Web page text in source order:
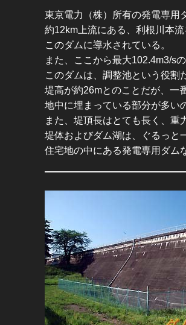
東京電力（株）所有の発電専用
約12km上流にある、利根川本
このダムに導水されている。
また、ここから最大102.4m3/s
このダムは、調整池という役割
堤高が約26mとのことだが、一
地中に埋まっている部分が多い
また、堤頂長はとても長く、重
堤体およびダム湖は、ぐるっと
住宅地の中にある発電専用ダム